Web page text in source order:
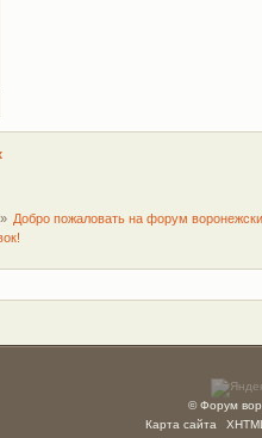
Добро пожаловать на форум
© Форум
Карта сайта